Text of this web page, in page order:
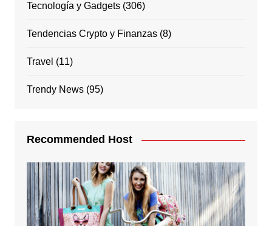
Tecnología y Gadgets(306)
Tendencias Crypto y Finanzas(8)
Travel (11)
Trendy News(95)
Recommended Host